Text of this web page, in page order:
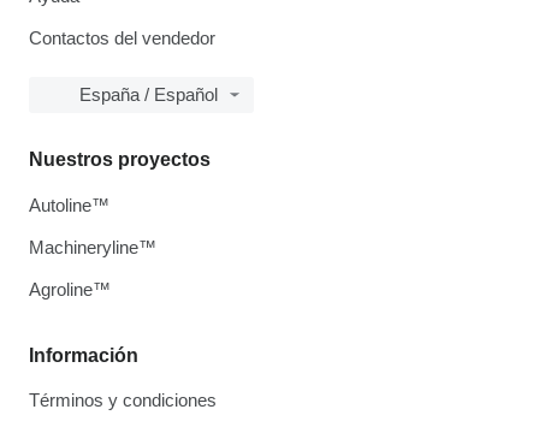
Contactos del vendedor
España / Español
Información
Términos y condiciones
Nuestros proyectos
Autoline™
Machineryline™
Agroline™